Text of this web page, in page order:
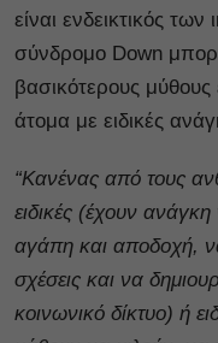
είναι ενδεικτικός
σύνδρομο Down
βασικότερους μύθους
άτομα με ειδικές
“Κανένας από τους
ειδικές (έχουν
αγάπη και αποδοχή,
σχέσεις και να
κοινωνικό δίκτυο) ή